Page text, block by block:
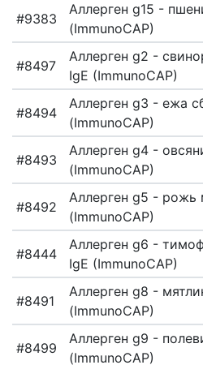
#9383
Аллерген g15 -
(ImmunoCAP)
#8497
Аллерген g2 -
IgE (ImmunoCAP)
#8494
Аллерген g3 - ежа
(ImmunoCAP)
#8493
Аллерген g4 -
(ImmunoCAP)
#8492
Аллерген g5 - рожь
(ImmunoCAP)
#8444
Аллерген g6 -
IgE (ImmunoCAP)
#8491
Аллерген g8 -
(ImmunoCAP)
#8499
Аллерген g9 -
(ImmunoCAP)